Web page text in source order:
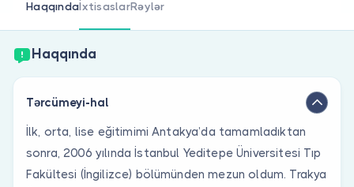
Həkim siniz?
HaqqındaİxtisaslarRəylər
Haqqında
Tərcümeyi-hal
İlk, orta, lise eğitimimi Antakya’da tamamladıktan
sonra, 2006 yılında İstanbul Yeditepe Üniversitesi Tıp
Fakültesi (İngilizce) bölümünden mezun oldum. Trakya